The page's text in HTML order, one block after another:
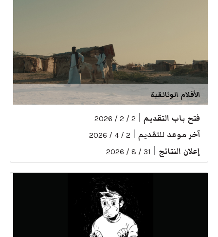
الأفلام الوثائقية
فتح باب التقديم 2 / 2 / 2026
آخر موعد للتقديم 2 / 4 / 2026
إعلان النتائج 31 / 8 / 2026